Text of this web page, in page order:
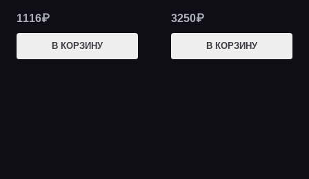
1116₽
В КОРЗИНУ
3250₽
В КОРЗИНУ